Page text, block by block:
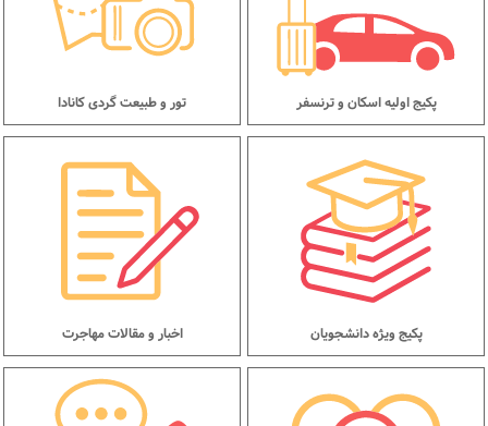
پکیج اولیه اسکان و ترنسفر تور و طبیعت گردی کانادا
پکیج ویژه دانشجویان اخبار و مقالات مهاجرت